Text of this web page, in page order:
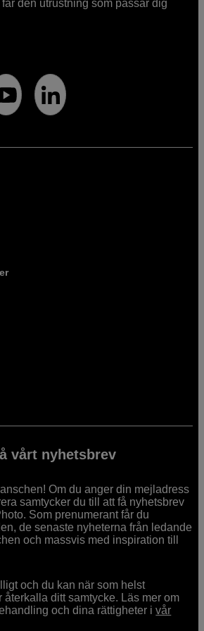
den utrustning som passar dig
vårt nyhetsbrev
Om du anger din mejladress
samtycker du till att få nyhetsbrev
Som prenumerant får du
de senaste nyheterna från ledande
och massvis med inspiration till
och du kan när som helst
ditt samtycke. Läs mer om
och dina rättigheter ivår